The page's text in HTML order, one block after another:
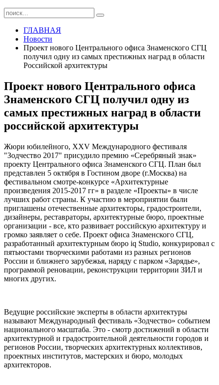
ГЛАВНАЯ
Новости
Проект нового Центрального офиса Знаменского СГЦ
получил одну из самых престижных наград в области
Российской архитектуры
Проект нового Центрального офиса
Знаменского СГЦ получил одну из
самых престижных наград в области
российской архитектуры
Жюри юбилейного, XXV Международного фестиваля
"Зодчество 2017" присудило премию «Серебряный знак»
проекту Центрального офиса Знаменского СГЦ. План был
представлен 5 октября в Гостином дворе (г.Москва) на
фестивальном смотре-конкурсе «Архитектурные
произведения 2015-2017 гг» в разделе «Проекты» в числе
лучших работ страны. К участию в мероприятии были
приглашены отечественные архитекторы, градостроители,
дизайнеры, реставраторы, архитектурные бюро, проектные
организации - все, кто развивает российскую архитектуру и
громко заявляет о себе. Проект офиса Знаменского СГЦ,
разработанный архитектурным бюро iq Studio, конкурировал с
пятьюстами творческими работами из разных регионов
России и ближнего зарубежья, наряду с парком «Зарядье»,
программой реновации, реконструкции территории ЗИЛ и
многих других.
Ведущие российские эксперты в области архитектуры
называют Международный фестиваль «Зодчество» событием
национального масштаба. Это - смотр достижений в области
архитектурной и градостроительной деятельности городов и
регионов России, творческих архитектурных коллективов,
проектных институтов, мастерских и бюро, молодых
архитекторов.